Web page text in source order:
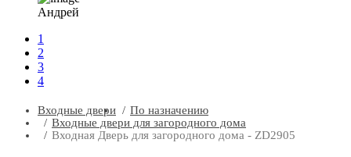
Андрей
1
2
3
4
Входные двери
По назначению
Входные двери для загородного дома
Входная Дверь для загородного дома - ZD2905